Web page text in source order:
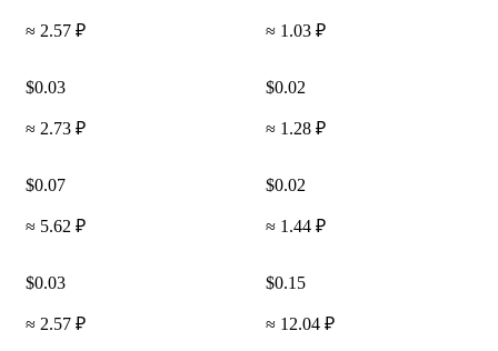
≈ 2.57 ₽ ≈ 1.03 ₽
$0.03
≈ 2.73 ₽
$0.02
≈ 1.28 ₽
$0.07
≈ 5.62 ₽
$0.02
≈ 1.44 ₽
$0.03
≈ 2.57 ₽
$0.15
≈ 12.04 ₽